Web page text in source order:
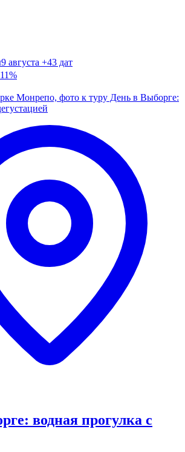
9 августа +43 дат
водная прогулка с